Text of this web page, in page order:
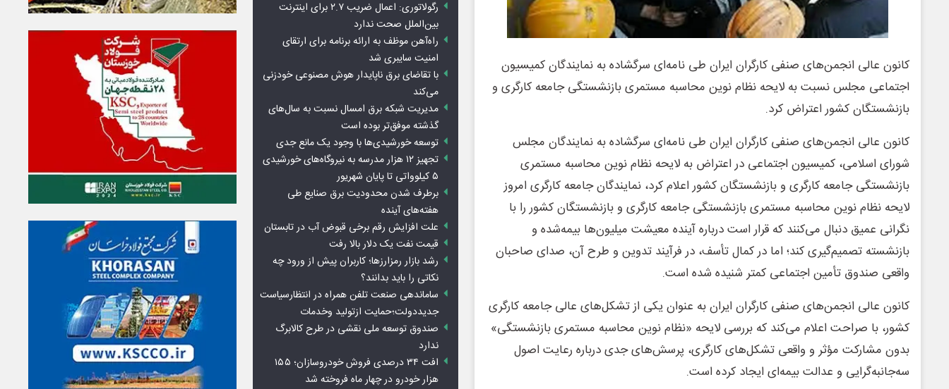
کانون ‌عالی انجمن‌های صنفی کارگران ایران طی نامه‌ای سرگشاده به نمایندگان کمیسیون
اجتماعی مجلس نسبت به لایحه نظام نوین محاسبه مستمری بازنشستگی جامعه کارگری و
بازنشستگان کشور اعتراض کرد.
کانون ‌عالی انجمن‌های صنفی کارگران ایران طی نامه‌ای سرگشاده به نمایندگان مجلس
شورای اسلامی، کمیسیون اجتماعی در اعتراض به لایحه نظام نوین محاسبه مستمری
بازنشستگی جامعه کارگری و بازنشستگان کشور اعلام کرد، نمایندگان جامعه کارگری امروز
لایحه نظام نوین محاسبه مستمری بازنشستگی جامعه کارگری و بازنشستگان کشور را با
نگرانی عمیق دنبال می‌کنند که قرار است درباره آینده معیشت میلیون‌ها بیمه‌شده و
بازنشسته تصمیم‌گیری کند؛ اما در کمال تأسف، در فرآیند تدوین و طرح آن، صدای صاحبان
واقعی صندوق تأمین اجتماعی کمتر شنیده شده است.
کانون ‌عالی انجمن‌های صنفی کارگران ایران به عنوان یکی از تشکل‌های عالی جامعه کارگری
کشور، با صراحت اعلام می‌کند که بررسی لایحه «نظام نوین محاسبه مستمری بازنشستگی»
بدون مشارکت مؤثر و واقعی تشکل‌های کارگری، پرسش‌های جدی درباره رعایت اصول
سه‌جانبه‌گرایی و عدالت بیمه‌ای ایجاد کرده است.
رگولاتوری: اعمال ضریب ۲.۷ برای اینترنت
بین‌الملل صحت ندارد
راه‌آهن موظف به ارائه برنامه برای ارتقای
امنیت سایبری شد
با تقاضای برق ناپایدار هوش مصنوعی خودزنی
می‌کند
مدیریت شبکه برق امسال نسبت به سال‌های
گذشته موفق‌تر بوده است
توسعه خورشیدی‌ها با وجود یک مانع جدی
تجهیز ۱۲ هزار مدرسه به نیروگاه‌های خورشیدی
۵ کیلوواتی تا پایان شهریور
برطرف شدن محدودیت‌ برق صنایع طی
هفته‌های آینده
علت افزایش رقم برخی قبوض آب در تابستان
قیمت نفت یک دلار بالا رفت
رشد بازار رمزارزها؛ کاربران پیش از ورود چه
نکاتی را باید بدانند؟
ساماندهی صنعت تلفن همراه در انتظارسیاست
جدیددولت؛حمایت ازتولید وخدمات
صندوق توسعه ملی نقشی در طرح کالابرگ
ندارد
افت ۳۴ درصدی فروش خودروسازان؛ ۱۵۵
هزار خودرو در چهار ماه فروخته شد